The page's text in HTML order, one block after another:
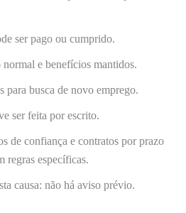
ser pago ou cumprido.
e benefícios mantidos.
para busca de novo emprego.
ser feita por escrito.
de confiança e contratos por prazo
regras específicas.
causa: não há aviso prévio.